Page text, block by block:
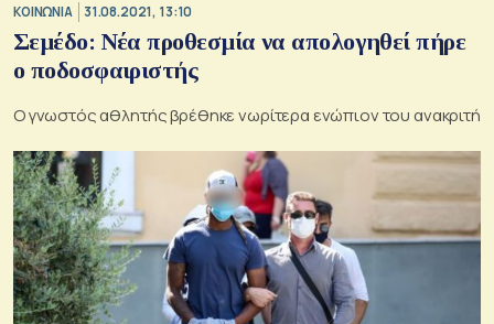
ΚΟΙΝΩΝΙΑ 31.08.2021, 13:10
Σεμέδο: Νέα προθεσμία να απολογηθεί πήρε
ο ποδοσφαιριστής
Ο γνωστός αθλητής βρέθηκε νωρίτερα ενώπιον του ανακριτή